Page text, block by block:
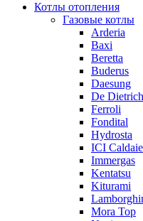
Котлы отопления
Газовые котлы
Arderia
Baxi
Beretta
Buderus
Daesung
De Dietrich
Ferroli
Fondital
Hydrosta
ICI Caldaie
Immergas
Kentatsu
Kiturami
Mora Top